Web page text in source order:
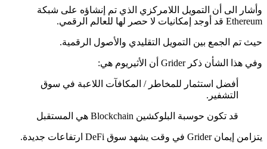
وأشار الى أن التمويل اللامركزي الذي تم إنشاؤه على شبكة
Ethereum قد أوجد إمكانيات لا حصر لها للعالم الرقمي.
حيث تم الجمع بين التمويل التقليدي والأصول الرقمية.
وفي هذا الشأن ذكر Grider أن الأثيريوم هي:
أفضل استثمار للمخاطر / المكافآت اللاعبة في سوق
التشفير.
قد تكون حوسبة البلوكشين Blockchain هي المستقبل
يتزامن إيمان Grider في وقت يشهد سوق DeFi ارتفاعات جديدة.